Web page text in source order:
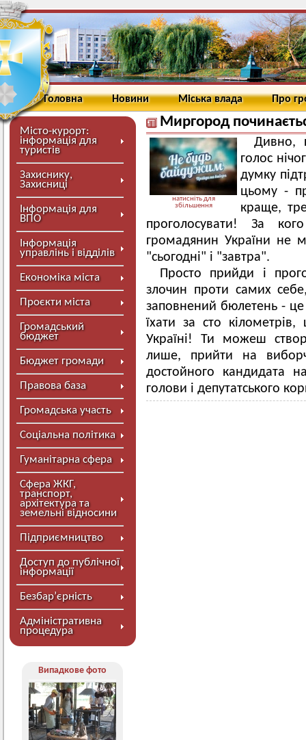
Головна Новини Міська влада Про
Місто-курорт:
інформація для
туристів
Захиснику,
Захисниці
Інформація для
ВПО
Інформація
управлінь і відділів
Економіка міста
Проєкти міста
Громадський
бюджет
Бюджет громади
Правова база
Громадська участь
Соціальна політика
Гуманітарна сфера
Сфера ЖКГ,
транспорт,
архітектура та
земельні відносини
Підприємництво
Доступ до публічної
інформації
Безбар’єрність
Адміністративна
процедура
Випадкове фото
Миргород
натисніть для
збільшення
Дивно,
голос
думку
цьому -
краще,
проголосувати! За
громадянин України не
"сьогодні" і "завтра".
Просто прийди і
злочин проти самих
заповнений бюлетень - це
їхати за сто
Україні! Ти можеш
лише, прийти на
достойного кандидата
голови і депутатського